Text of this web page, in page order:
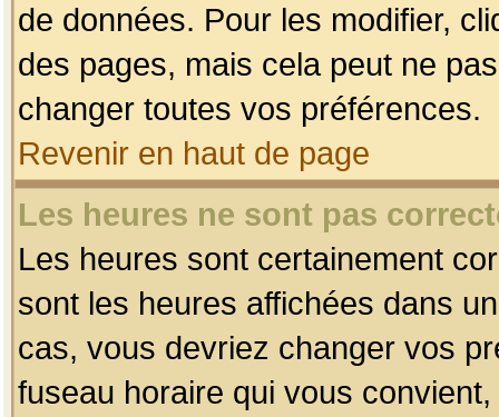
de données. Pour les modifier,
des pages, mais cela peut ne
changer toutes vos préférences.
Revenir en haut de page
Les heures ne sont pas
Les heures sont certainement
sont les heures affichées dans
cas, vous devriez changer vos
fuseau horaire qui vous